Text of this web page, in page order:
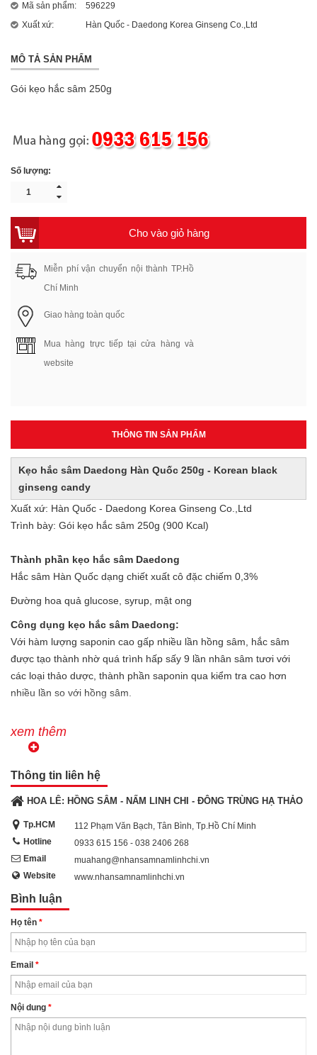
Mã sản phẩm:
596229
Xuất xứ:
Hàn Quốc - Daedong Korea Ginseng Co.,Ltd
MÔ TẢ SẢN PHẨM
Gói kẹo hắc sâm 250g
Số lượng:
Cho vào giỏ hàng
Miễn phí vận chuyển nội thành TP.Hồ
Chí Minh
Giao hàng toàn quốc
Mua hàng trực tiếp tại cửa hàng và
website
THÔNG TIN SẢN PHẨM
Kẹo hắc sâm Daedong Hàn Quốc 250g - Korean black
ginseng candy
Xuất xứ: Hàn Quốc - Daedong Korea Ginseng Co.,Ltd
Trình bày: Gói kẹo hắc sâm 250g (900 Kcal)
Thành phần kẹo hắc sâm Daedong
Hắc sâm Hàn Quốc dạng chiết xuất cô đặc chiếm 0,3%
Đường hoa quả glucose, syrup, mật ong
Công dụng kẹo hắc sâm Daedong:
Với hàm lượng saponin cao gấp nhiều lần hồng sâm, hắc sâm
được tạo thành nhờ quá trình hấp sấy 9 lần nhân sâm tươi với
các loại thảo dược, thành phần saponin qua kiểm tra cao hơn
nhiều lần so với hồng sâm.
lượng, tác dụng tốt đối với sức khỏe, thông mũi mát họng với mùi
thơm của hắc sâm đặc trưng đậm đà.
Hướng dẫn sử dụng:
Ngày dùng từ 4 đến 6 viên kẹo hắc sâm nên dùng ban ngày, bảo
quản nơi khô ráo thoáng mát tránh ánh sáng trực tiếp mặt trời.
Daedong Korea Ginseng Co.,Ltd/ 586 Gunbuk-ro, Gunbuk-
xem thêm
Thông tin liên hệ
HOA LÊ: HỒNG SÂM - NẤM LINH CHI - ĐÔNG TRÙNG HẠ THẢO
Tp.HCM
112 Phạm Văn Bạch, Tân Bình, Tp.Hồ Chí Minh
Hotline
0933 615 156 - 038 2406 268
Email
muahang@nhansamnamlinhchi.vn
Website
www.nhansamnamlinhchi.vn
Bình luận
Họ tên *
Email *
Nội dung *